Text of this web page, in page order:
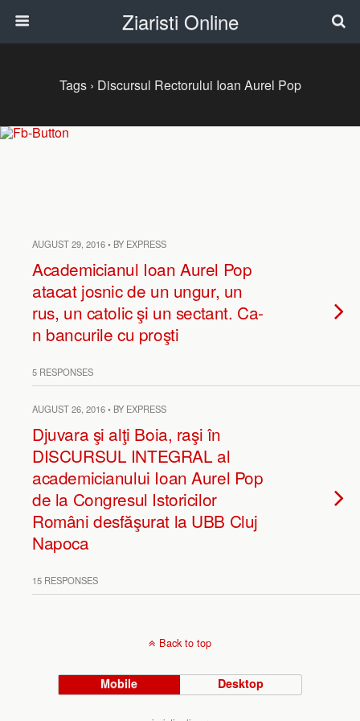
Ziaristi Online
Tags › Discursul Rectorului Ioan Aurel Pop
AUGUST 29, 2016 • BY EXPRESS
Academicianul Ioan Aurel Pop
atacat josnic de un ungur, un
rus, un catolic şi un sectant. Ca-
n bancurile cu proşti
5 RESPONSES
AUGUST 26, 2016 • BY EXPRESS
Djuvara şi alţi Boia, raşi în
DISCURSUL INTEGRAL al
academicianului Ioan Aurel Pop
de la Congresul Istoricilor
Români desfăşurat la UBB Cluj
Napoca
15 RESPONSES
Back to top
Mobile Desktop